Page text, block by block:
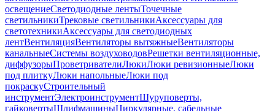
освещениеСветодиодные лентыТочечные
светильникиТрековые светильникиАксессуары для
светотехникиАксессуары для светодиодных
лентВентиляцияВентиляторы вытяжныеВентиляторы
канальныеСистемы воздуховодовРешетки вентиляционные,
диффузорыПроветривателиЛюкиЛюки ревизионныеЛюки
под плиткуЛюки напольныеЛюки под
покраскуСтроительный
инструментЭлектроинструментШуруповерты,
гайковертыШлифмашиныЦиркулярные, сабельные